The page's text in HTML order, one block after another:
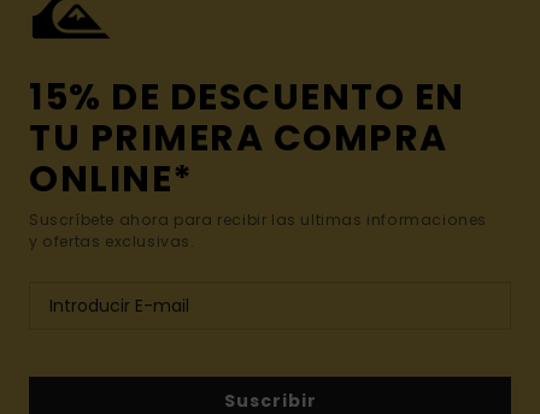
15% DE DESCUENTO EN
TU PRIMERA COMPRA
ONLINE*
Suscríbete ahora para recibir las ultimas informaciones
y ofertas exclusivas.
Suscribir